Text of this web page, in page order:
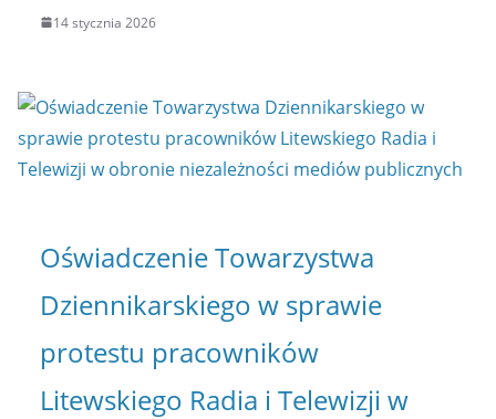
14 stycznia 2026
Oświadczenie Towarzystwa
Dziennikarskiego w sprawie
protestu pracowników
Litewskiego Radia i Telewizji w